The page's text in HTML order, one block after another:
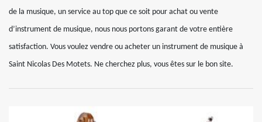
de la musique, un service au top que ce soit pour achat ou vente
d’instrument de musique, nous nous portons garant de votre entière
satisfaction. Vous voulez vendre ou acheter un instrument de musique à
Saint Nicolas Des Motets. Ne cherchez plus, vous êtes sur le bon site.